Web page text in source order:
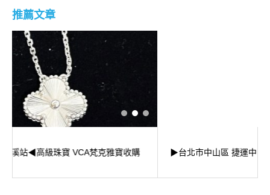
推薦文章
▶台北市中山區 捷運中山國中站◀ 鑽石GIA證書怎麼看?